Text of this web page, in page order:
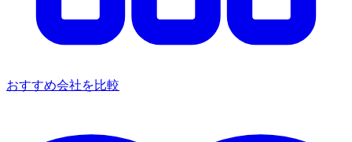
おすすめ会社を比較